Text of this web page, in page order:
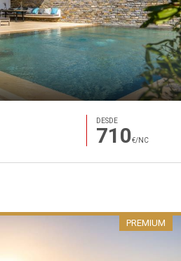
DESDE
710€/NC
PREMIUM